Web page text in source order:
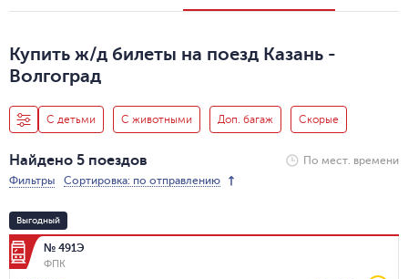
Купить ж/д билеты на поезд Казань -
Волгоград
С детьми С животными Доп. багаж Скорые
Найдено 5 поездов
По мест. времени
Фильтры
Сортировка: по отправлению
Выгодный
№ 491Э
ФПК